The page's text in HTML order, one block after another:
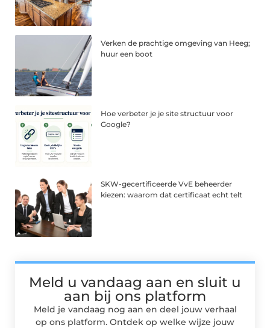
Verken de prachtige omgeving van Heeg;
huur een boot
Hoe verbeter je je site structuur voor
Google?
SKW-gecertificeerde VvE beheerder
kiezen: waarom dat certificaat echt telt
Meld u vandaag aan en sluit u
aan bij ons platform
Meld je vandaag nog aan en deel jouw verhaal
op ons platform. Ontdek op welke wijze jouw